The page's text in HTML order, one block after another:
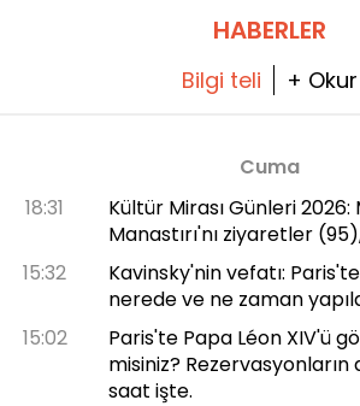
HABERLER
Bilgi teli + Okur
Cuma
18:31
Kültür Mirası Günleri 2026:
Manastırı'nı ziyaretler
15:32
Kavinsky'nin vefatı:
nerede ve ne zaman
15:02
Paris'te Papa Léon XIV'ü
misiniz? Rezervasyonların
saat işte.